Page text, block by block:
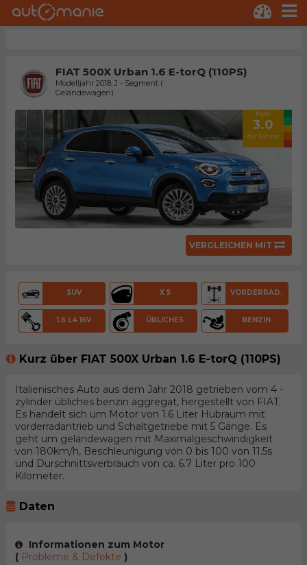
FIAT 500X Urban 1.6 E-torQ (110PS)
Modelljahr 2018, J - Segment (
Geländewagen)
Note
3.0
der Fahrer
VERGLEICHEN MIT
SUV X 5 VORDERRAD.
1.6 L4 16V ÜBLICHES BENZIN
Kurz über FIAT 500X Urban 1.6 E-torQ (110PS)
Italienisches Auto aus dem Jahr 2018 getrieben vom 4 -
zylinder übliches benzin aggregat, hergestellt von FIAT.
Es handelt sich um Motor von 1.6 Liter Hubraum mit
vorderradantrieb und Schaltgetriebe mit 5 Gänge. Es
geht um geländewagen mit Maximalgeschwindigkeit
von 180km/h, Beschleunigung von 0 bis 100 von 11.5s
und Durschnittsverbrauch von ca. 6.7 Liter pro 100
Kilometer.
Daten
Informationen zum Motor
(Probleme & Defekte )